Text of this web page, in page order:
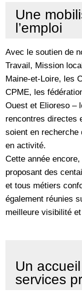
Une
l’emploi
Avec le soutien de
Travail, Mission
Maine-et-Loire, les
CPME, les
Ouest et Elioreso –
rencontres directes
soient en recherche
en activité.
Cette année
proposant des
et tous métiers
également réunies
meilleure visibilité
Un
services